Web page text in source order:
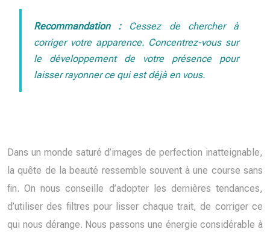
Recommandation :Cessez de chercher à
corriger votre apparence. Concentrez-vous sur
le développement de votre présence pour
laisser rayonner ce qui est déjà en vous.
Dans un monde saturé d’images de perfection inatteignable,
la quête de la beauté ressemble souvent à une course sans
fin. On nous conseille d’adopter les dernières tendances,
d’utiliser des filtres pour lisser chaque trait, de corriger ce
qui nous dérange. Nous passons une énergie considérable à